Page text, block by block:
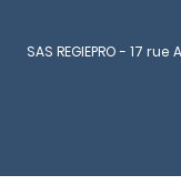
SAS REGIEPRO - 17